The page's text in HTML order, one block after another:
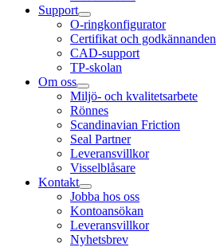
Support
O-ringkonfigurator
Certifikat och godkännanden
CAD-support
TP-skolan
Om oss
Miljö- och kvalitetsarbete
Rönnes
Scandinavian Friction
Seal Partner
Leveransvillkor
Visselblåsare
Kontakt
Jobba hos oss
Kontoansökan
Leveransvillkor
Nyhetsbrev